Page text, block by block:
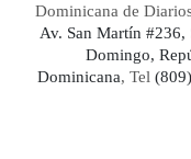
Dominicana de
Av. San Martín #236,
Domingo,
Dominicana, Tel